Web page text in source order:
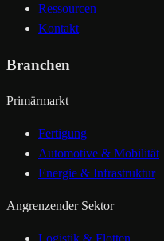
Ressourcen
Kontakt
Branchen
Primärmarkt
Fertigung
Automotive & Mobilität
Energie & Infrastruktur
Angrenzender Sektor